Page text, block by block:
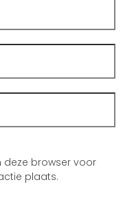
deze browser voor
plaats.